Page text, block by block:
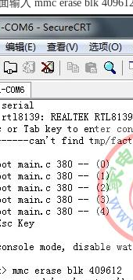
输入 mmc erase blk